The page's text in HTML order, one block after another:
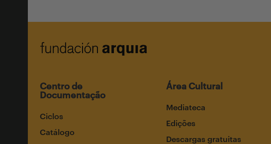
Centro de
Documentação
Ciclos
Catálogo
Área Cultural
Mediateca
Edições
Descargas gratuitas